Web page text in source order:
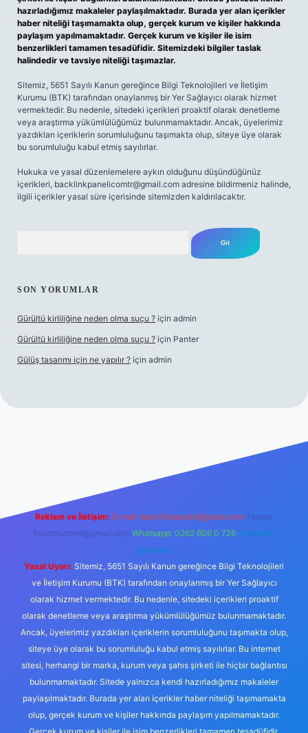
hazırladığımız makaleler paylaşılmaktadır. Burada yer alan içerikler
haber niteliği taşımamakta olup, gerçek kurum ve kişiler hakkında
paylaşım yapılmamaktadır. Gerçek kurum ve kişiler ile isim
benzerlikleri tamamen tesadüfidir. Sitemizdeki bilgiler taslak
halindedir ve tavsiye niteliği taşımazlar.
Sitemiz, 5651 Sayılı Kanun gereğince Bilgi Teknolojileri ve İletişim
Kurumu (BTK) tarafından onaylanmış bir Yer Sağlayıcı olarak hizmet
vermektedir. Bu nedenle, sitedeki içerikleri proaktif olarak denetleme
veya araştırma yükümlülüğümüz bulunmamaktadır. Ancak, üyelerimiz
yazdıkları içeriklerin sorumluluğunu taşımakta olup, siteye üye olarak
bu sorumluluğu kabul etmiş sayılırlar.
Hukuka ve yasal düzenlemelere aykırı olduğunu düşündüğünüz
içerikleri, backlinkpanelicomtr@gmail.com adresine bildirmeniz halinde,
ilgili içerikler yasal süre içerisinde sitemizden kaldırılacaktır.
SON YORUMLAR
Gürültü kirliliğine neden olma suçu ? için admin
Gürültü kirliliğine neden olma suçu ? için Panter
Gülüş tasarımı için ne yapılır ? için admin
Reklam ve İletişim: E-mail: backlinkpaneli@gmail.com Teams:
forumhizmeti@gmail.com Whatsapp: 0262 606 0 726 Telegram:
@karabul
Yasal Uyarı: Sitemiz, 5651 Sayılı Kanun gereğince Bilgi Teknolojileri
ve İletişim Kurumu (BTK) tarafından onaylanmış bir Yer Sağlayıcı
olarak hizmet vermektedir. Bu nedenle, sitedeki içerikleri proaktif
olarak denetleme veya araştırma yükümlülüğümüz bulunmamaktadır.
Ancak, üyelerimiz yazdıkları içeriklerin sorumluluğunu taşımakta olup,
siteye üye olarak bu sorumluluğu kabul etmiş sayılırlar. Bu internet
sitesi, herhangi bir marka, kurum veya şahıs şirketi ile hiçbir bağlantısı
bulunmamaktadır. Sitede yalnızca kendi hazırladığımız makaleler
paylaşılmaktadır. Burada yer alan içerikler haber niteliği taşımamakta
olup, gerçek kurum ve kişiler hakkında paylaşım yapılmamaktadır.